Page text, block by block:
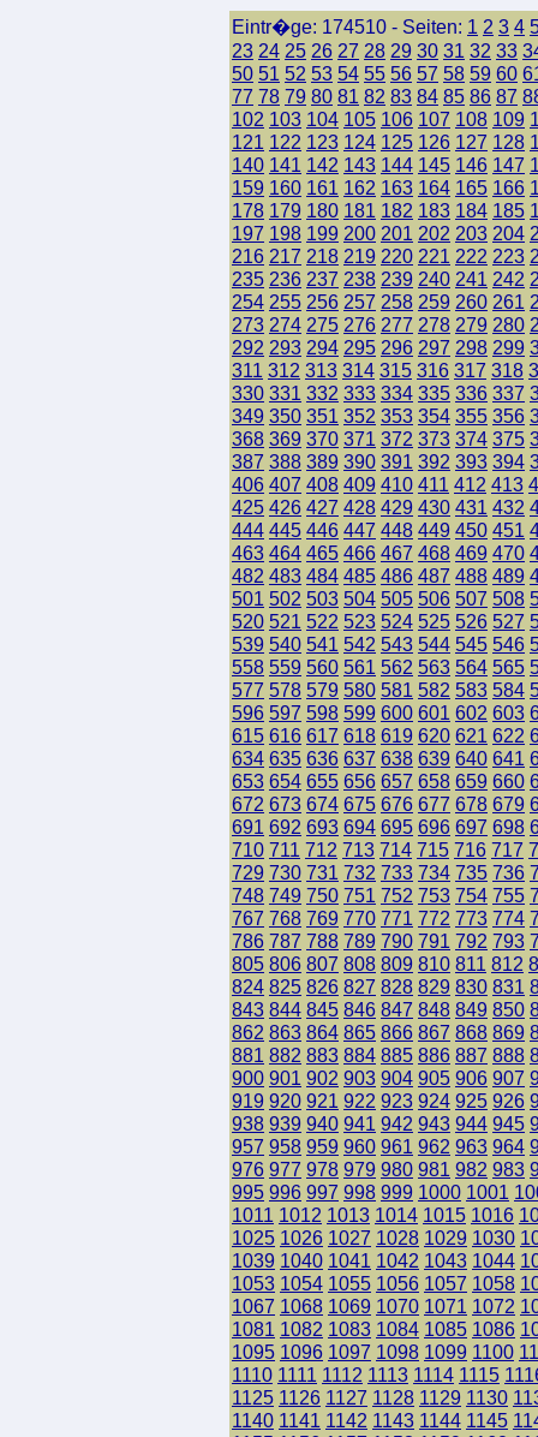
Eintr�ge: 174510 - Seiten: 1 2 3 4
23 24 25 26 27 28 29 30 31 32 33
50 51 52 53 54 55 56 57 58 59 60
77 78 79 80 81 82 83 84 85 86 87
102 103 104 105 106 107 108 109
121 122 123 124 125 126 127 128
140 141 142 143 144 145 146 147
159 160 161 162 163 164 165 166
178 179 180 181 182 183 184 185
197 198 199 200 201 202 203 204
216 217 218 219 220 221 222 223
235 236 237 238 239 240 241 242
254 255 256 257 258 259 260 261
273 274 275 276 277 278 279 280
292 293 294 295 296 297 298 299
311 312 313 314 315 316 317 318
330 331 332 333 334 335 336 337
349 350 351 352 353 354 355 356
368 369 370 371 372 373 374 375
387 388 389 390 391 392 393 394
406 407 408 409 410 411 412 413
425 426 427 428 429 430 431 432
444 445 446 447 448 449 450 451
463 464 465 466 467 468 469 470
482 483 484 485 486 487 488 489
501 502 503 504 505 506 507 508
520 521 522 523 524 525 526 527
539 540 541 542 543 544 545 546
558 559 560 561 562 563 564 565
577 578 579 580 581 582 583 584
596 597 598 599 600 601 602 603
615 616 617 618 619 620 621 622
634 635 636 637 638 639 640 641
653 654 655 656 657 658 659 660
672 673 674 675 676 677 678 679
691 692 693 694 695 696 697 698
710 711 712 713 714 715 716 717
729 730 731 732 733 734 735 736
748 749 750 751 752 753 754 755
767 768 769 770 771 772 773 774
786 787 788 789 790 791 792 793
805 806 807 808 809 810 811 812
824 825 826 827 828 829 830 831
843 844 845 846 847 848 849 850
862 863 864 865 866 867 868 869
881 882 883 884 885 886 887 888
900 901 902 903 904 905 906 907
919 920 921 922 923 924 925 926
938 939 940 941 942 943 944 945
957 958 959 960 961 962 963 964
976 977 978 979 980 981 982 983
995 996 997 998 999 1000 1001
1011 1012 1013 1014 1015 1016
1025 1026 1027 1028 1029 1030
1039 1040 1041 1042 1043 1044
1053 1054 1055 1056 1057 1058
1067 1068 1069 1070 1071 1072
1081 1082 1083 1084 1085 1086
1095 1096 1097 1098 1099 1100
1110 1111 1112 1113 1114 1115
1125 1126 1127 1128 1129 1130
1140 1141 1142 1143 1144 1145